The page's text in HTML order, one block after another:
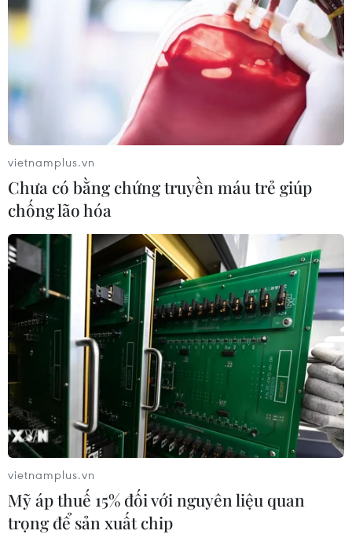
vietnamplus.vn
Chưa có bằng chứng truyền máu trẻ giúp
chống lão hóa
vietnamplus.vn
Mỹ áp thuế 15% đối với nguyên liệu quan
trọng để sản xuất chip